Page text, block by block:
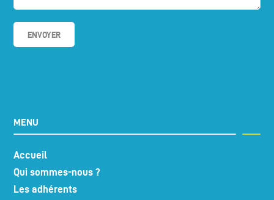
MENU
Accueil
Qui sommes-nous ?
Les adhérents